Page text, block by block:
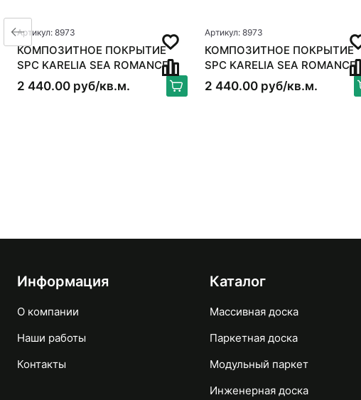
Артикул: 8973
КОМПОЗИТНОЕ ПОКРЫТИЕ
SPC KARELIA SEA ROMANCE
GALEON
2 440.00 руб/кв.м.
Артикул: 8973
КОМПОЗИТНОЕ ПОКРЫТИЕ
SPC KARELIA SEA ROMANCE
GALEON
2 440.00 руб/кв.м.
Информация
О компании
Наши работы
Контакты
Каталог
Массивная доска
Паркетная доска
Модульный паркет
Инженерная доска